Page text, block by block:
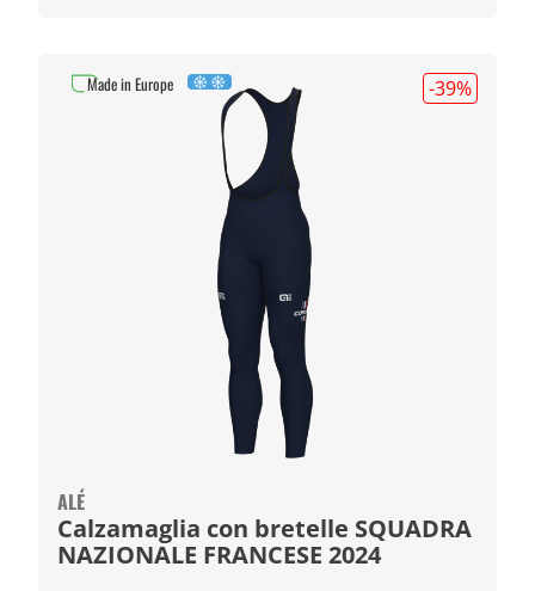
-39%
ALÉ
Calzamaglia con bretelle SQUADRA
NAZIONALE FRANCESE 2024
Made in Europe